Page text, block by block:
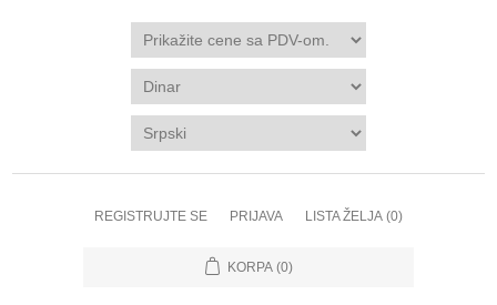
REGISTRUJTE SE PRIJAVA LISTA ŽELJA (0)
KORPA (0)